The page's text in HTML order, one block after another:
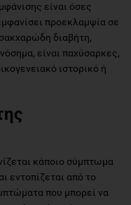
είναι όσες
προεκλαμψία σε
διαβήτη,
είναι παχύσαρκες,
ιστορικό ή
κάποιο σύμπτωμα
εντοπίζεται από το
που μπορεί να